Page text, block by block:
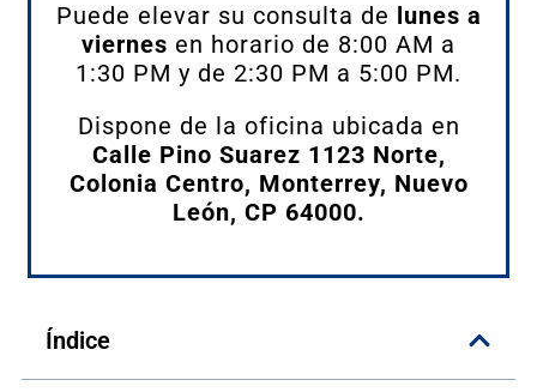
Puede elevar su consulta de lunes a
viernes en horario de 8:00 AM a
1:30 PM y de 2:30 PM a 5:00 PM.
Dispone de la oficina ubicada en
Calle Pino Suarez 1123 Norte,
Colonia Centro, Monterrey, Nuevo
León, CP 64000.
Índice